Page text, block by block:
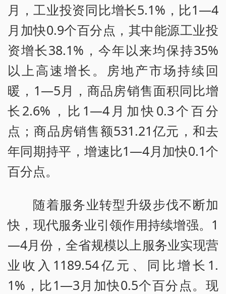
月，工业投资同比增长5.1%，比1—4
月加快0.9个百分点，其中能源工业投
资增长38.1%，今年以来均保持35%
以上高速增长。房地产市场持续回
暖，1—5月，商品房销售面积同比增
长2.6%，比1—4月加快0.3个百分
点；商品房销售额531.21亿元，和去
年同期持平，增速比1—4月加快0.1个
百分点。
随着服务业转型升级步伐不断加
快，现代服务业引领作用持续增强。1
—4月份，全省规模以上服务业实现营
业收入1189.54亿元、同比增长1.
1%，比1—3月加快0.5个百分点。现